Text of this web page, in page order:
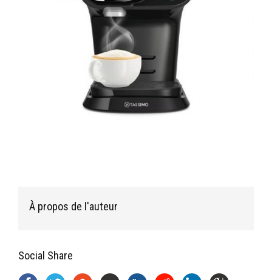
À propos de l'auteur
Social Share